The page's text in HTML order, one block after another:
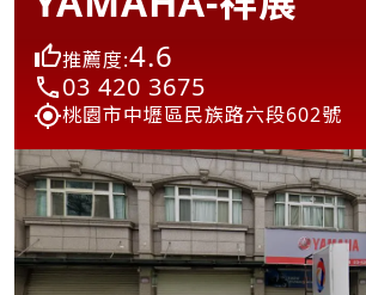
推薦度:4.6
03 420 3675
桃園市中壢區民族路六段602號